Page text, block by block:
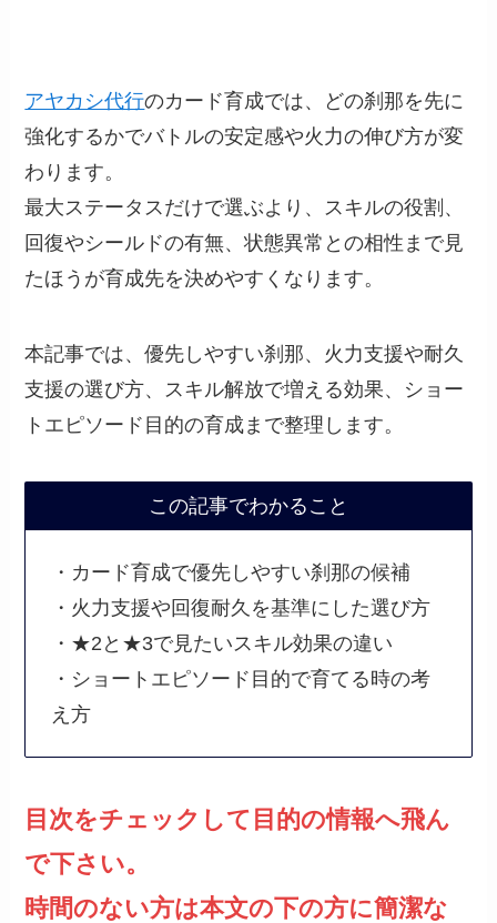
アヤカシ代行のカード育成では、どの刹那を先に
強化するかでバトルの安定感や火力の伸び方が変
わります。
最大ステータスだけで選ぶより、スキルの役割、
回復やシールドの有無、状態異常との相性まで見
たほうが育成先を決めやすくなります。
本記事では、優先しやすい刹那、火力支援や耐久
支援の選び方、スキル解放で増える効果、ショー
トエピソード目的の育成まで整理します。
この記事でわかること
・カード育成で優先しやすい刹那の候補
・火力支援や回復耐久を基準にした選び方
・★2と★3で見たいスキル効果の違い
・ショートエピソード目的で育てる時の考
え方
目次をチェックして目的の情報へ飛ん
で下さい。
時間のない方は本文の下の方に簡潔な